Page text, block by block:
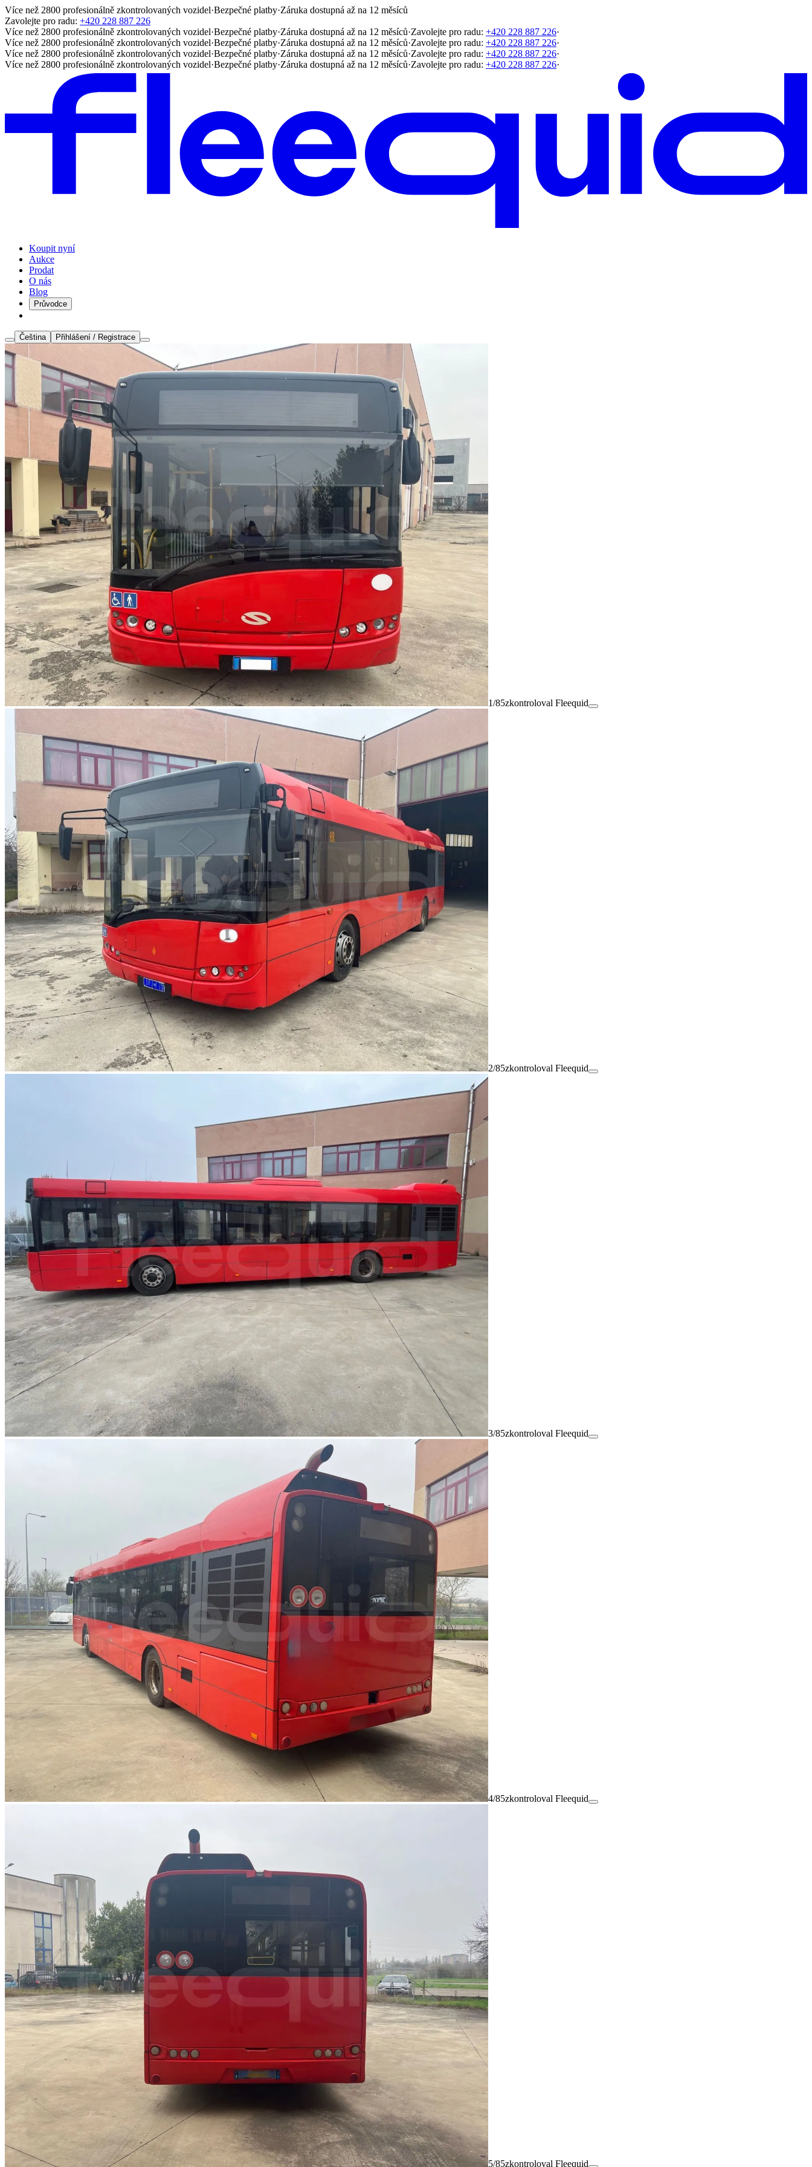
Více než 2800 profesionálně zkontrolovaných vozidel·Bezpečné platby·Záruka dostupná až na 12 měsíců
Zavolejte pro radu: +420 228 887 226
Více než 2800 profesionálně zkontrolovaných vozidel·Bezpečné platby·Záruka dostupná až na 12 měsíců·Zavolejte pro radu: +420 228 887 226·
Více než 2800 profesionálně zkontrolovaných vozidel·Bezpečné platby·Záruka dostupná až na 12 měsíců·Zavolejte pro radu: +420 228 887 226·
Více než 2800 profesionálně zkontrolovaných vozidel·Bezpečné platby·Záruka dostupná až na 12 měsíců·Zavolejte pro radu: +420 228 887 226·
Více než 2800 profesionálně zkontrolovaných vozidel·Bezpečné platby·Záruka dostupná až na 12 měsíců·Zavolejte pro radu: +420 228 887 226·
Koupit nyní
Aukce
Prodat
O nás
Blog
Průvodce
Čeština Přihlášení / Registrace
1/85zkontroloval Fleequid
2/85zkontroloval Fleequid
3/85zkontroloval Fleequid
4/85zkontroloval Fleequid
5/85zkontroloval Fleequid